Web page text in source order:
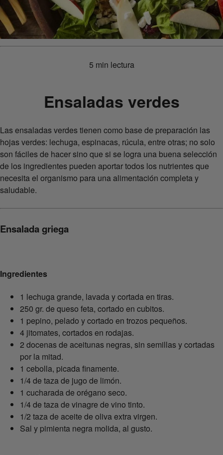
5 min lectura
Ensaladas verdes
Las ensaladas verdes tienen como base de preparación las
hojas verdes: lechuga, espinacas, rúcula, entre otras; no solo
son fáciles de hacer sino que si se logra una buena selección
de los ingredientes pueden aportar todos los nutrientes que
necesita el organismo para una alimentación completa y
saludable.
Ensalada griega
Ingredientes
1 lechuga grande, lavada y cortada en tiras.
250 gr. de queso feta, cortado en cubitos.
1 pepino, pelado y cortado en trozos pequeños.
4 jitomates, cortados en rodajas.
2 docenas de aceitunas negras, sin semillas y cortadas
por la mitad.
1 cebolla, picada finamente.
1/4 de taza de jugo de limón.
1 cucharada de orégano seco.
1/4 de taza de vinagre de vino tinto.
1/2 taza de aceite de oliva extra virgen.
Sal y pimienta negra molida, al gusto.